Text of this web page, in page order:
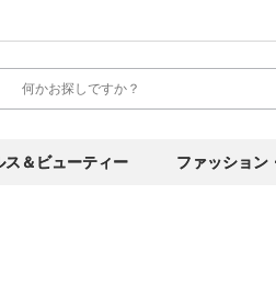
ス＆ビューティー ファッション